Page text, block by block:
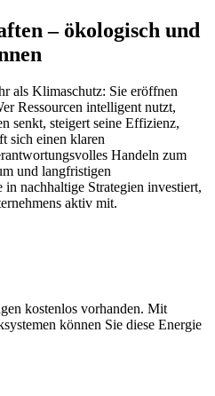
– ökologisch und
als Klimaschutz: Sie eröffnen
Ressourcen intelligent nutzt,
senkt, steigert seine Effizienz,
sich einen klaren
Handeln zum
und langfristigen
nachhaltige Strategien investiert,
aktiv mit.
kostenlos vorhanden. Mit
können Sie diese Energie